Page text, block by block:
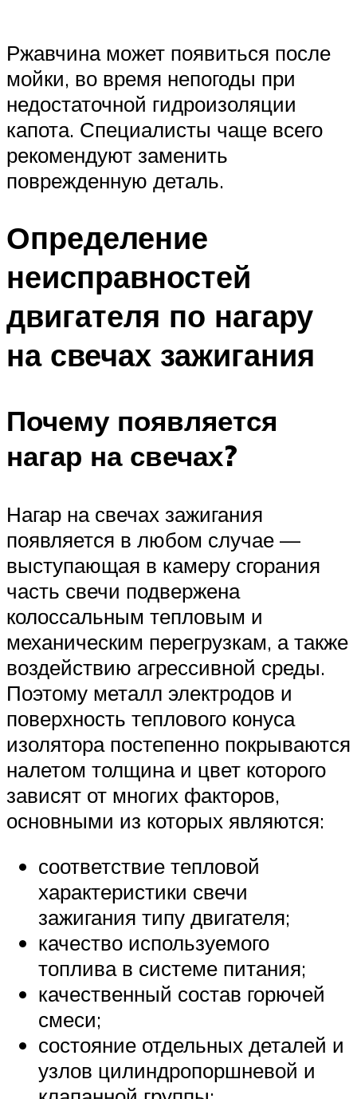
Ржавчина может появиться после
мойки, во время непогоды при
недостаточной гидроизоляции
капота. Специалисты чаще всего
рекомендуют заменить
поврежденную деталь.
Определение
неисправностей
двигателя по нагару
на свечах зажигания
Почему появляется
нагар на свечах?
Нагар на свечах зажигания
появляется в любом случае —
выступающая в камеру сгорания
часть свечи подвержена
колоссальным тепловым и
механическим перегрузкам, а также
воздействию агрессивной среды.
Поэтому металл электродов и
поверхность теплового конуса
изолятора постепенно покрываются
налетом толщина и цвет которого
зависят от многих факторов,
основными из которых являются:
соответствие тепловой
характеристики свечи
зажигания типу двигателя;
качество используемого
топлива в системе питания;
качественный состав горючей
смеси;
состояние отдельных деталей и
узлов цилиндропоршневой и